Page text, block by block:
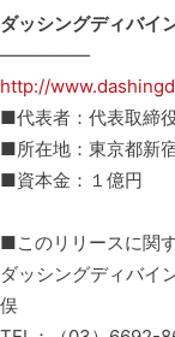
ダッシングディバイ
—————
http://
■代表者：代表取締
■所在地：東京都新
■資本金：１億円
■このリリースに関
ダッシングディバイ
俣